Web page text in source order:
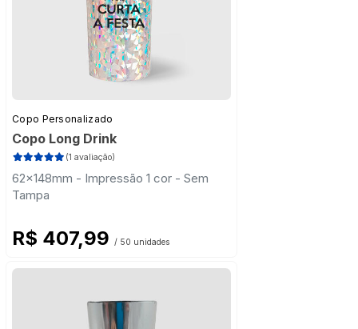
Copo Personalizado
Copo Long Drink
(1 avaliação)
62x148mm - Impressão 1 cor - Sem
Tampa
R$ 407,99 / 50 unidades